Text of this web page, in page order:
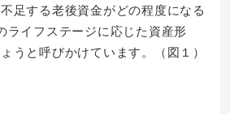
足する老後資金がどの程度になる
ライフステージに応じた資産形
うと呼びかけています。（図１）